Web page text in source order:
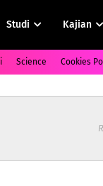
Studi Kajian
Science Cookies